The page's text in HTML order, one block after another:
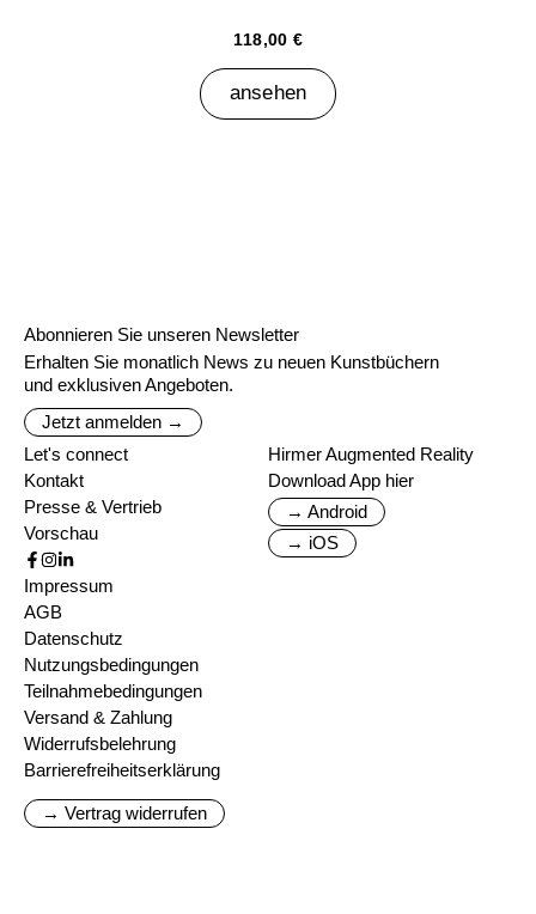
118,00 €
ansehen
Abonnieren Sie unseren Newsletter
Erhalten Sie monatlich News zu neuen Kunstbüchern
und exklusiven Angeboten.
Jetzt anmelden →
Let's connect
Kontakt
Presse & Vertrieb
Vorschau
Hirmer Augmented Reality
Download App hier
→ Android
→ iOS
Impressum
AGB
Datenschutz
Nutzungsbedingungen
Teilnahmebedingungen
Versand & Zahlung
Widerrufsbelehrung
Barrierefreiheitserklärung
→ Vertrag widerrufen